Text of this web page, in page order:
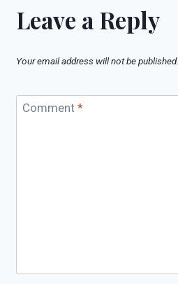
Leave a Reply
Your email address will not be published.
Comment *